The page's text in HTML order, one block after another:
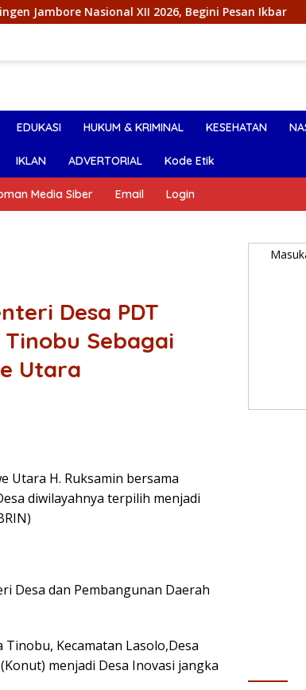
XII 2026, Begini Pesan Ikbar Putri
EDUKASI HUKUM & KRIMINAL KESEHATAN
IKLAN ADVERTORIAL Kode Etik
Media Siber Email Login
Desa PDT
Sebagai
Utara
Utara H. Ruksamin bersama
diwilayahnya terpilih menjadi
Desa dan Pembangunan Daerah
Tinobu, Kecamatan Lasolo,Desa
menjadi Desa Inovasi jangka